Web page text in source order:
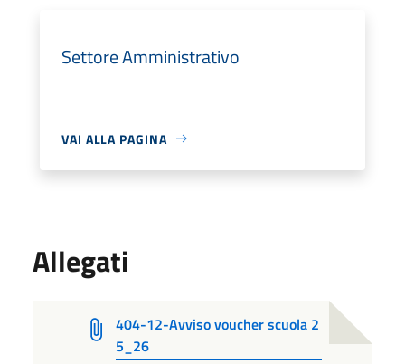
Settore Amministrativo
VAI ALLA PAGINA
Allegati
404-12-Avviso voucher scuola 2
5_26